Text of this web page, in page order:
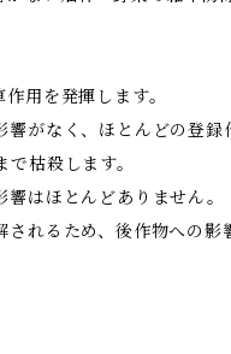
用を発揮します。
がなく、ほとんどの登録
枯殺します。
はほとんどありません。
れるため、後作物への影